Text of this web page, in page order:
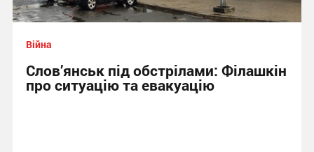
Війна
Слов’янськ під обстрілами: Філашкін
про ситуацію та евакуацію